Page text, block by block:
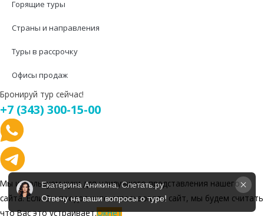
Горящие туры
Страны и направления
Туры в рассрочку
Офисы продаж
Бронируй тур сейчас!
+7 (343) 300-15-00
Мы используем куки для наилучшего представления нашего
сайта. Если Вы продолжите использовать сайт, мы будем считать
что Вас это устраивает.ОкНет
Екатерина Аникина, Слетать.ру
Отвечу на ваши вопросы о туре!